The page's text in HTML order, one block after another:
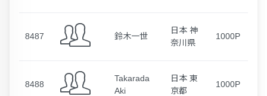
8487 鈴木一世
日本 神
奈川県
1000P
8488
Takarada
Aki
日本 東
京都
1000P